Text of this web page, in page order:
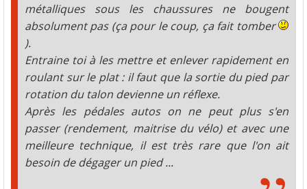
métalliques sous les chaussures ne bougent
absolument pas (ça pour le coup, ça fait tomber
).
Entraine toi à les mettre et enlever rapidement en
roulant sur le plat : il faut que la sortie du pied par
rotation du talon devienne un réflexe.
Après les pédales autos on ne peut plus s'en
passer (rendement, maitrise du vélo) et avec une
meilleure technique, il est très rare que l'on ait
besoin de dégager un pied ...